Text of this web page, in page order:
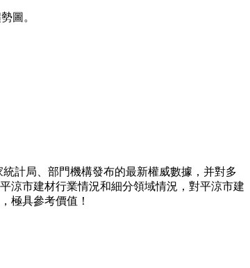
圖。
計局、部門機構發布的最新權威數據，并對多
涼市建材行業情況和細分領域情況，對平涼市建
極具參考價值！